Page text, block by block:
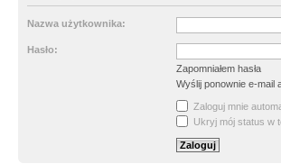
Nazwa użytkownika:
Hasło:
Zapomniałem hasła
Wyślij ponownie e-mail
Zaloguj mnie
Ukryj mój status w